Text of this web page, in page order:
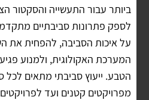
ביותר עבור התעשייה והסקטור
לספק פתרונות סביבתיים
על איכות הסביבה, להפחית את
המערכת האקולוגית, ולמנוע
הטבע. ייעוץ סביבתי מתאים לכל
מפרויקטים קטנים ועד לפרויקטים